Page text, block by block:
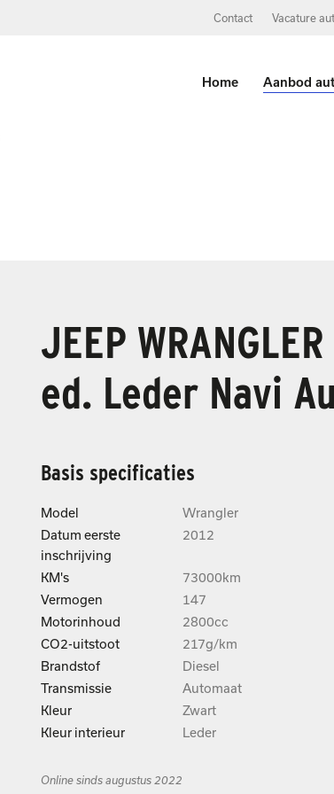
Contact Vacature
Home Aanbod
JEEP
ed. Leder Navi
Basis specificaties
Model
Wrangler
Datum eerste
inschrijving
2012
KM's
73000km
Vermogen
147
Motorinhoud
2800cc
CO2-uitstoot
217g/km
Brandstof
Diesel
Transmissie
Automaat
Kleur
Zwart
Kleur interieur
Leder
Online sinds augustus 2022